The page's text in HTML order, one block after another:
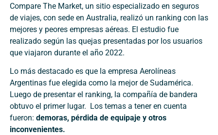
Compare The Market, un sitio especializado en seguros
de viajes, con sede en Australia, realizó un ranking con las
mejores y peores empresas aéreas. El estudio fue
realizado según las quejas presentadas por los usuarios
que viajaron durante el año 2022.
Lo más destacado es que la empresa Aerolíneas
Argentinas fue elegida como la mejor de Sudamérica.
Luego de presentar el ranking, la compañía de bandera
obtuvo el primer lugar. Los temas a tener en cuenta
fueron: demoras, pérdida de equipaje y otros
inconvenientes.